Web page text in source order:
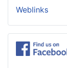
Weblinks